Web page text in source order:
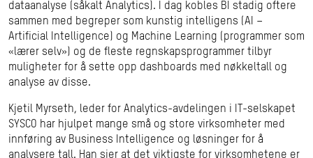
dataanalyse (såkalt Analytics). I dag kobles BI stadig oftere
sammen med begreper som kunstig intelligens (AI –
Artificial Intelligence) og Machine Learning (programmer som
«lærer selv») og de fleste regnskapsprogrammer tilbyr
muligheter for å sette opp dashboards med nøkkeltall og
analyse av disse.
Kjetil Myrseth, leder for Analytics-avdelingen i IT-selskapet
SYSCO har hjulpet mange små og store virksomheter med
innføring av Business Intelligence og løsninger for å
analysere tall. Han sier at det viktigste for virksomhetene er